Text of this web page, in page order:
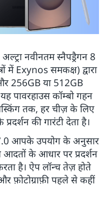
नवीनतम स्नैपड्रैगन 8
में Exynos समकक्ष) द्वारा
256GB या 512GB
पावरहाउस कॉम्बो गहन
तक, हर चीज़ के लिए
की गारंटी देता है।
आपके उपयोग के अनुसार
के आधार पर प्रदर्शन
है। ऐप लॉन्च तेज़ होते
फ़ोटोग्राफ़ी पहले से कहीं